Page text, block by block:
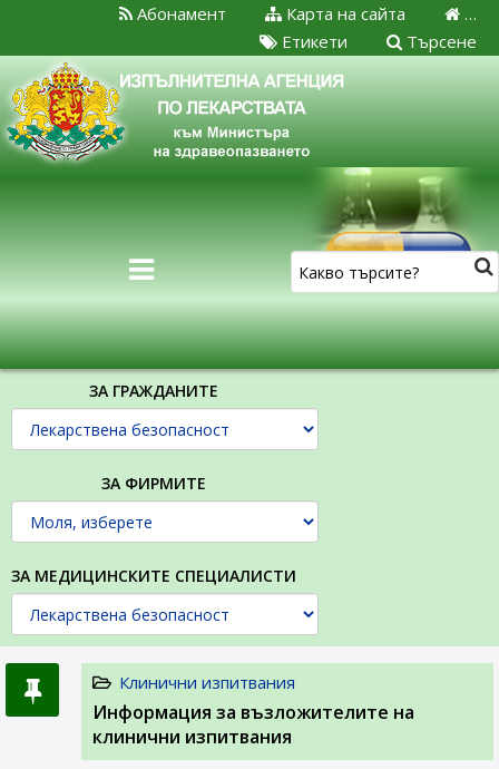
…
Карта на сайта
Абонамент
Търсене
Етикети
ЗА ГРАЖДАНИТЕ
ЗА ФИРМИТЕ
ЗА МЕДИЦИНСКИТЕ СПЕЦИАЛИСТИ
Клинични изпитвания
Информация за възложителите на
клинични изпитвания